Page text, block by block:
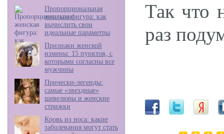
Пропорциональная
женская фигура: как
вычислить свои
идеальные параметры
Признаки женской
измены: 15 пунктов, с
которыми согласны все
мужчины
Прически-легенды:
самые «звездные»
шевелюры и женские
стрижки
Кровь из носа: какие
заболевания могут стать
Так что
раз